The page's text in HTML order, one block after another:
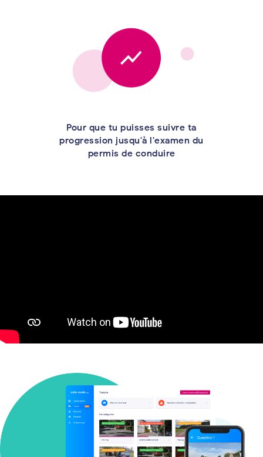
Pour que tu puisses suivre ta
progression jusqu'à l'examen du
permis de conduire